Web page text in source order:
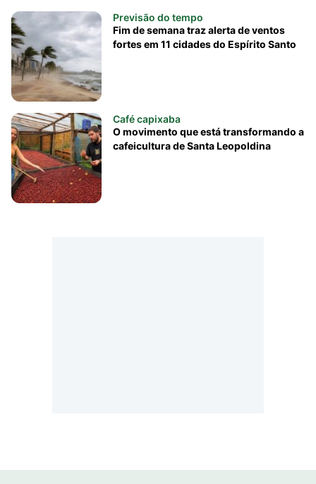
Previsão do tempo
Fim de semana traz alerta de ventos
fortes em 11 cidades do Espírito Santo
Café capixaba
O movimento que está transformando a
cafeicultura de Santa Leopoldina